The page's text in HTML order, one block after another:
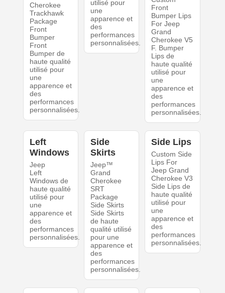
Cherokee
Trackhawk
Package
Front
Bumper
Front
Bumper de
haute qualité
utilisé pour
une
apparence et
des
performances
personnalisées.
utilisé pour
une
apparence et
des
performances
personnalisées.
Front
Bumper Lips
For Jeep
Grand
Cherokee V5
F. Bumper
Lips de
haute qualité
utilisé pour
une
apparence et
des
performances
personnalisées.
Left
Windows
Jeep
Left
Windows de
haute qualité
utilisé pour
une
apparence et
des
performances
personnalisées.
Side
Skirts
Jeep™
Grand
Cherokee
SRT
Package
Side Skirts
Side Skirts
de haute
qualité utilisé
pour une
apparence et
des
performances
personnalisées.
Side Lips
Custom Side
Lips For
Jeep Grand
Cherokee V3
Side Lips de
haute qualité
utilisé pour
une
apparence et
des
performances
personnalisées.